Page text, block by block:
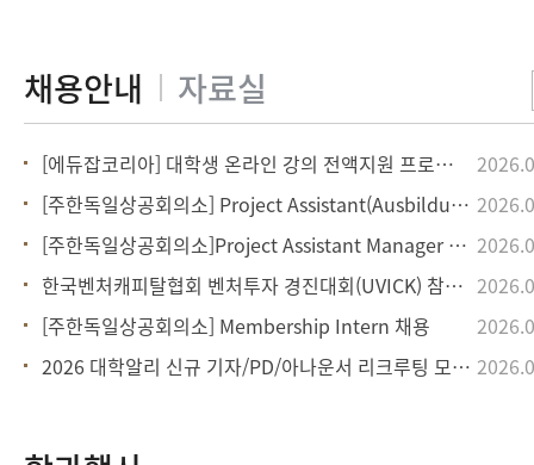
[에듀잡코리아] 대학생 온라인 강의 전액지원 프로모션
[주한독일상공회의소] Project Assistant(Ausbildung) 채용
[주한독일상공회의소]Project Assistant Manager 채용
한국벤처캐피탈협회 벤처투자 경진대회(UVICK) 참가자 모집 안내
[주한독일상공회의소] Membership Intern 채용
2026 대학알리 신규 기자/PD/아나운서 리크루팅 모집 안내